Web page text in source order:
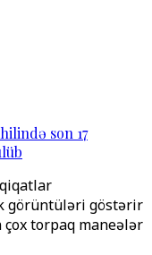
son 17
görüntüləri göstərir
çox torpaq maneələr